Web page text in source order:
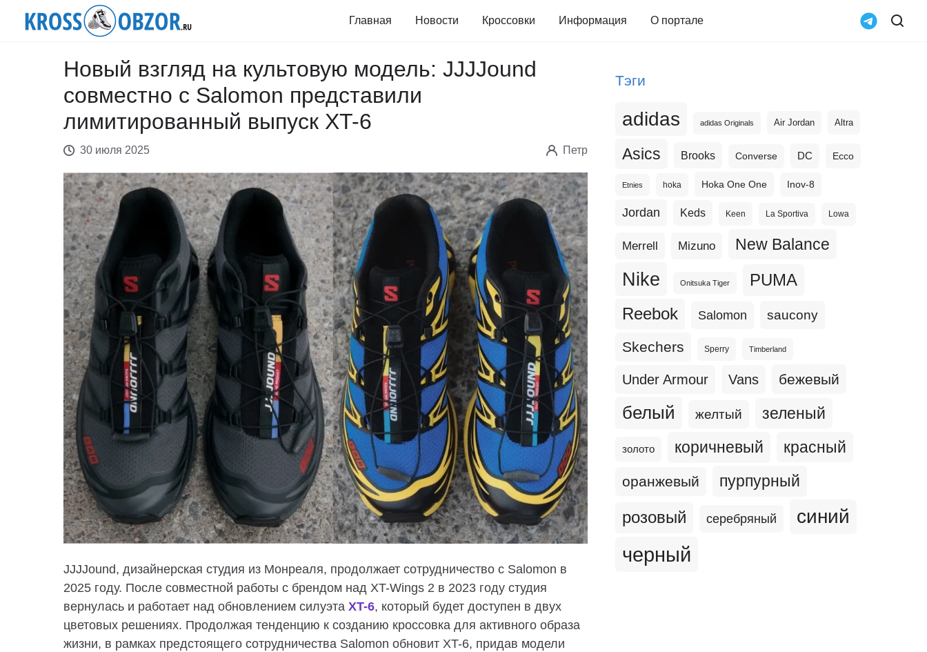
Главная Новости Кроссовки Информация О портале
Новый взгляд на культовую модель: JJJJound
совместно с Salomon представили
лимитированный выпуск XT-6
30 июля 2025 Петр
JJJJound, дизайнерская студия из Монреаля, продолжает сотрудничество с Salomon в
2025 году. После совместной работы с брендом над XT-Wings 2 в 2023 году студия
вернулась и работает над обновлением силуэта XT-6, который будет доступен в двух
цветовых решениях. Продолжая тенденцию к созданию кроссовка для активного образа
жизни, в рамках предстоящего сотрудничества Salomon обновит XT-6, придав модели
Тэги
adidas adidas Originals Air Jordan Altra
Asics Brooks Converse DC Ecco
Etnies hoka Hoka One One Inov-8
Jordan Keds Keen La Sportiva Lowa
Merrell Mizuno New Balance
Nike Onitsuka Tiger PUMA
Reebok Salomon saucony
Skechers Sperry Timberland
Under Armour Vans бежевый
белый желтый зеленый
золото коричневый красный
оранжевый пурпурный
розовый серебряный синий
черный